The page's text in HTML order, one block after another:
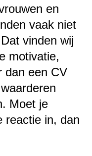
en
vaak niet
vinden wij
motivatie,
dan een CV
Moet je
reactie in, dan